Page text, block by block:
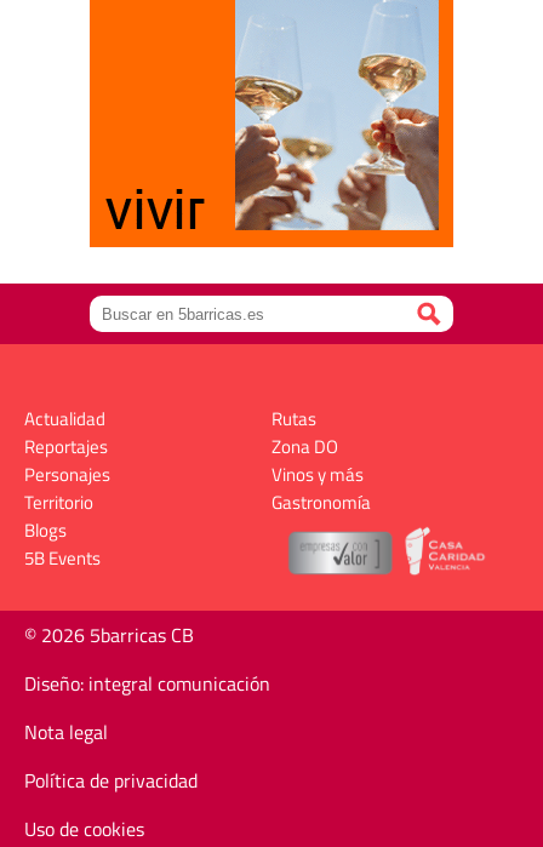
Actualidad
Reportajes
Personajes
Territorio
Rutas
Zona DO
Vinos y más
Gastronomía
Blogs
5B Events
© 2026 5barricas CB
Diseño: integral comunicación
Nota legal
Política de privacidad
Uso de cookies